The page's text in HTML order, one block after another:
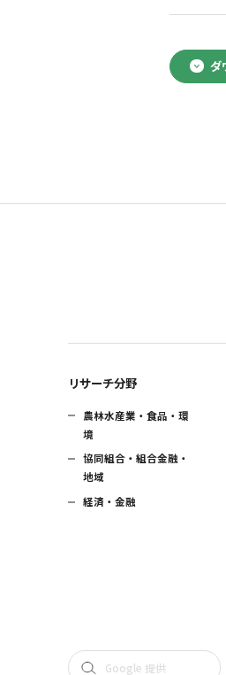
ダ
リサーチ分野
農林水産業・食品・環
境
協同組合・組合金融・
地域
経済・金融